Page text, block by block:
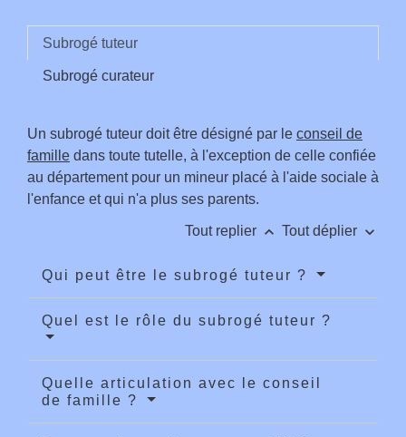
Subrogé tuteur
Subrogé curateur
Un subrogé tuteur doit être désigné par le conseil de
famille dans toute tutelle, à l'exception de celle confiée
au département pour un mineur placé à l'aide sociale à
l'enfance et qui n'a plus ses parents.
Tout replier keyboard_arrow_up Tout déplier keyboard_arrow_down
Qui peut être le subrogé tuteur ?
Quel est le rôle du subrogé tuteur ?
Quelle articulation avec le conseil
de famille ?